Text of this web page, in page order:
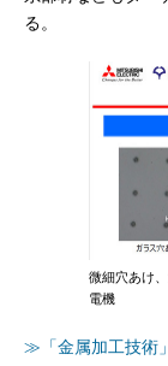
る。
微細穴あけ
電機
≫「金属加工技術